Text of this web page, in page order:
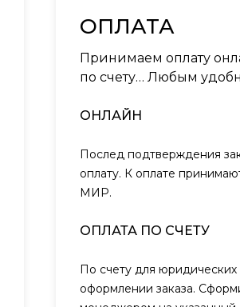
ОПЛАТА
Принимаем оплату
по счету… Любым
ОНЛАЙН
Послед подтверждения
оплату. К оплате
МИР.
ОПЛАТА ПО СЧЕТУ
По счету для
оформлении заказа.